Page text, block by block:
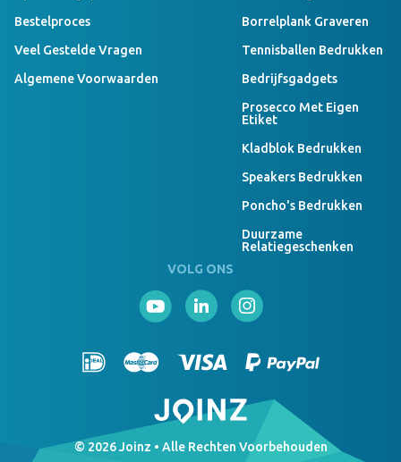
Bestelproces
Veel Gestelde Vragen
Algemene Voorwaarden
Borrelplank Graveren
Tennisballen Bedrukken
Bedrijfsgadgets
Prosecco Met Eigen
Etiket
Kladblok Bedrukken
Speakers Bedrukken
Poncho's Bedrukken
Duurzame
Relatiegeschenken
VOLG ONS
© 2026 Joinz • Alle Rechten Voorbehouden